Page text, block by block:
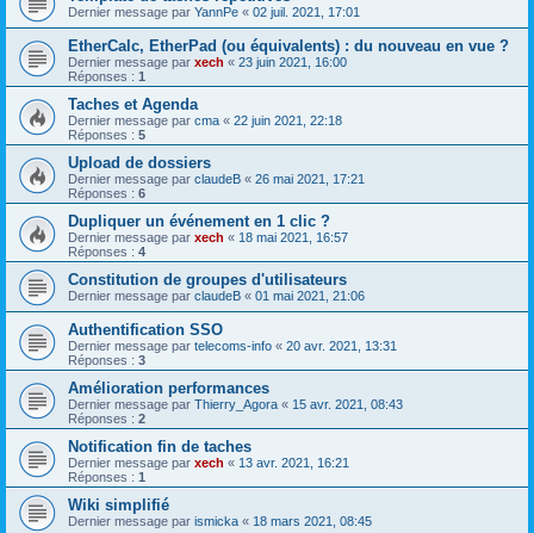
Dernier message par YannPe « 02 juil. 2021, 17:01
EtherCalc, EtherPad (ou équivalents) : du nouveau en vue ?
Dernier message par xech « 23 juin 2021, 16:00
Réponses : 1
Taches et Agenda
Dernier message par cma « 22 juin 2021, 22:18
Réponses : 5
Upload de dossiers
Dernier message par claudeB « 26 mai 2021, 17:21
Réponses : 6
Dupliquer un événement en 1 clic ?
Dernier message par xech « 18 mai 2021, 16:57
Réponses : 4
Constitution de groupes d'utilisateurs
Dernier message par claudeB « 01 mai 2021, 21:06
Authentification SSO
Dernier message par telecoms-info « 20 avr. 2021, 13:31
Réponses : 3
Amélioration performances
Dernier message par Thierry_Agora « 15 avr. 2021, 08:43
Réponses : 2
Notification fin de taches
Dernier message par xech « 13 avr. 2021, 16:21
Réponses : 1
Wiki simplifié
Dernier message par ismicka « 18 mars 2021, 08:45